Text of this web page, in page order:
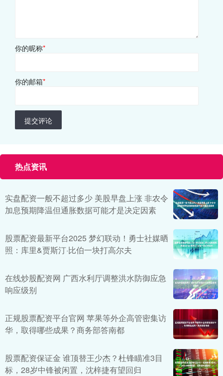
你的昵称*
你的邮箱*
提交评论
热点资讯
实盘配资一般不超过多少 美股早盘上涨 非农令
加息预期降温但通胀数据可能才是决定因素
股票配资最新平台2025 梦幻联动！勇士社媒晒
照：库里&贾斯汀·比伯一块打高尔夫
在线炒股配资网 广西水利厅调整洪水防御应急
响应级别
正规股票配资平台官网 苹果等外企高管密集访
华，取得哪些成果？商务部答南都
股票配资保证金 谁顶替王少杰？杜锋瞄准3目
标，28岁中锋被闲置，沈梓捷有望回归